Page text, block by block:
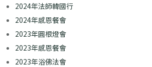
2024年法師韓國行
2024年感恩餐會
2023年圓根燈會
2023年感恩餐會
2023年浴佛法會